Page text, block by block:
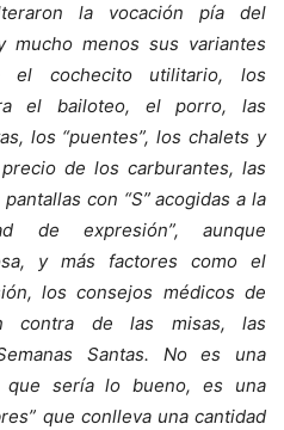
la vocación pía del
mucho menos sus variantes
el cochecito utilitario, los
el bailoteo, el porro, las
los “puentes”, los chalets y
de los carburantes, las
con “S” acogidas a la
de expresión”, aunque
y más factores como el
los consejos médicos de
contra de las misas, las
Santas. No es una
que sería lo bueno, es una
que conlleva una cantidad